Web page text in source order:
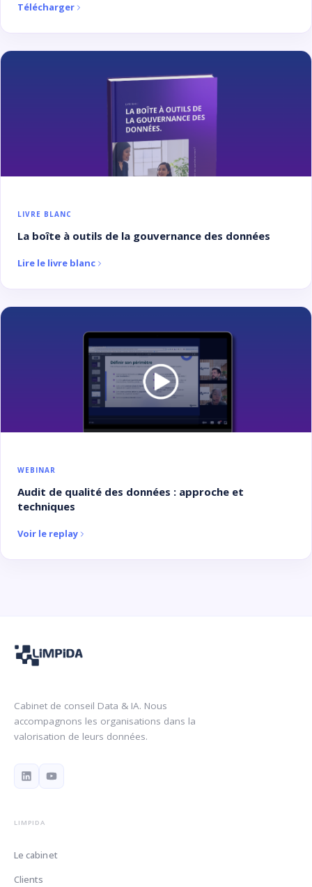
Télécharger
LIVRE BLANC
La boîte à outils de la gouvernance des données
Lire le livre blanc
WEBINAR
Audit de qualité des données : approche et
techniques
Voir le replay
Cabinet de conseil Data & IA. Nous
accompagnons les organisations dans la
valorisation de leurs données.
LIMPIDA
Le cabinet
Clients